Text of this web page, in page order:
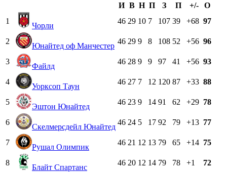
И В Н П З П +/-
О
1
Чорли
46 29 10 7 107 39 +68 97
2
Юнайтед оф Манчестер
46 29 9 8 108 52 +56 96
3
Файлд
46 28 9 9 97 41 +56 93
4
Уорксоп Таун
46 27 7 12 120 87 +33 88
5
Эштон Юнайтед
46 23 9 14 91 62 +29 78
6
Скелмерсдейл Юнайтед
46 24 5 17 92 79 +13 77
7
Рушал Олимпик
46 21 12 13 79 65 +14 75
8
Блайт Спартанс
46 20 12 14 79 78 +1 72